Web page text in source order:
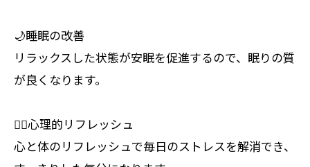
🌙睡眠の改善
リラックスした状態が安眠を促進するので、眠りの質
が良くなります。
🧘‍♀️心理的リフレッシュ
心と体のリフレッシュで毎日のストレスを解消でき、